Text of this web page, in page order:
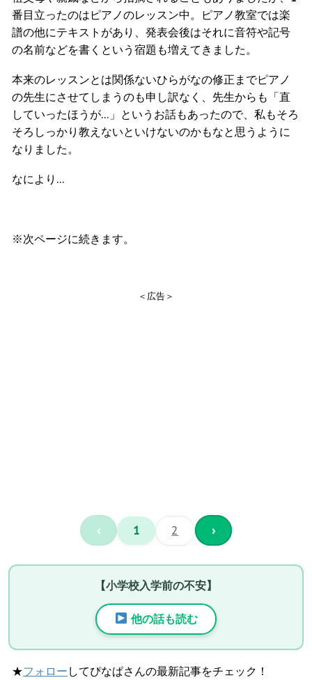
番目立ったのはピアノのレッスン中。ピアノ教室では楽
譜の他にテキストがあり、発表会後はそれに音符や記号
の名前などを書くという宿題も増えてきました。
本来のレッスンとは関係ないひらがなの修正までピアノ
の先生にさせてしまうのも申し訳なく、先生からも「直
していったほうが…」というお話もあったので、私もそろ
そろしっかり教えないといけないのかもなと思うように
なりました。
なにより…
※次ページに続きます。
＜広告＞
‹ 1 2 ›
【小学校入学前の不安】
他の話も読む
★フォロー してぴなぱさんの最新記事をチェック！